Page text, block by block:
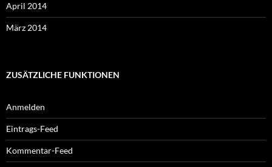
April 2014
März 2014
ZUSÄTZLICHE FUNKTIONEN
Anmelden
Eintrags-Feed
Kommentar-Feed